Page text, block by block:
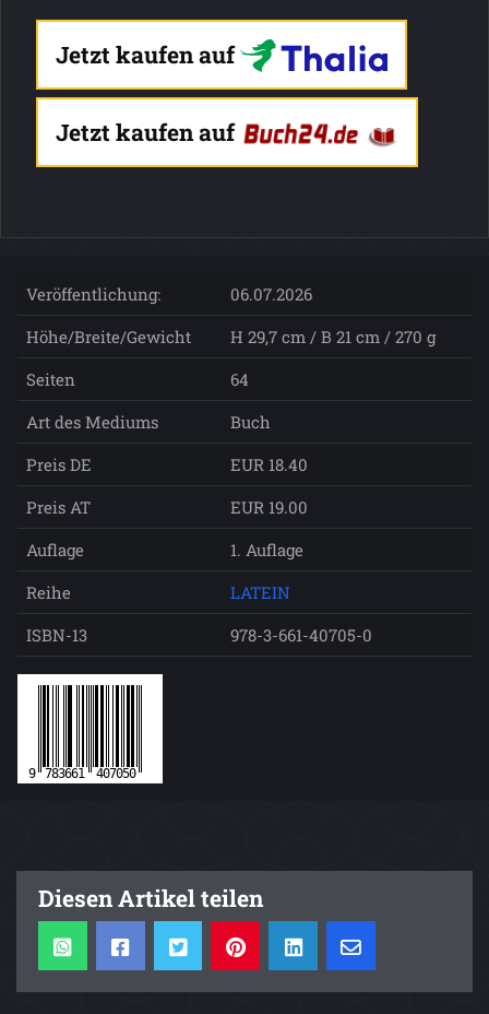
Jetzt kaufen auf
Jetzt kaufen auf
Veröffentlichung:
06.07.2026
Höhe/Breite/Gewicht
H 29,7 cm / B 21 cm / 270 g
Seiten
64
Art des Mediums
Buch
Preis DE
EUR 18.40
Preis AT
EUR 19.00
Auflage
1. Auflage
Reihe
LATEIN
ISBN-13
978-3-661-40705-0
Diesen Artikel teilen